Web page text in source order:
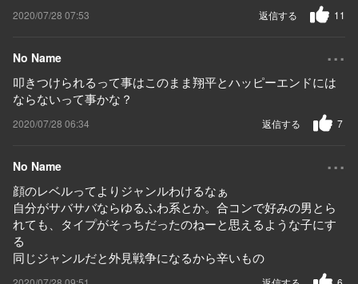
2020/07/28 07:53 11
返信する
No Name ...
叩きつけられるって事はこのまま翔平とハッピーエンドには
ならないって事かな？
2020/07/28 06:34 7
返信する
No Name ...
顔のレベルってよりジャンルわけるなぁ
自分がサバサバならゆるふわ系とか。合コンで好みの男とら
れても、タイプがそっちだったのねーと思えるような子にす
る
同じジャンルだと外見戦争になるから辛いもの